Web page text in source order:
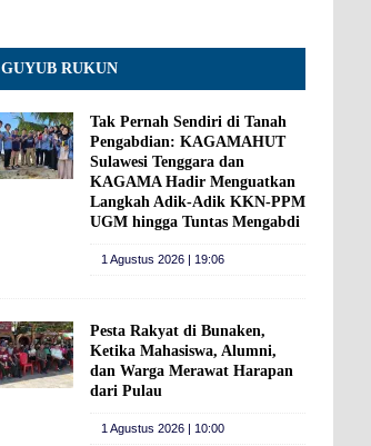
GUYUB RUKUN
Tak Pernah Sendiri di Tanah
Pengabdian: KAGAMAHUT
Sulawesi Tenggara dan
KAGAMA Hadir Menguatkan
Langkah Adik-Adik KKN-PPM
UGM hingga Tuntas Mengabdi
1 Agustus 2026 | 19:06
Pesta Rakyat di Bunaken,
Ketika Mahasiswa, Alumni,
dan Warga Merawat Harapan
dari Pulau
1 Agustus 2026 | 10:00